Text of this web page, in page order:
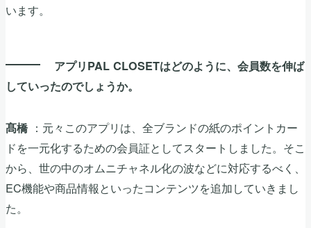
います。
アプリPAL CLOSETはどのように、会員数を伸ば
していったのでしょうか。
髙橋：元々このアプリは、全ブランドの紙のポイントカー
ドを一元化するための会員証としてスタートしました。そこ
から、世の中のオムニチャネル化の波などに対応するべく、
EC機能や商品情報といったコンテンツを追加していきまし
た。